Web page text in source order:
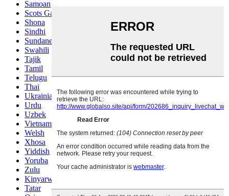
Samoan
Scots Gaelic
Shona
Sindhi
Sundanese
Swahili
Tajik
Tamil
Telugu
Thai
Ukrainian
Urdu
Uzbek
Vietnamese
Welsh
Xhosa
Yiddish
Yoruba
Zulu
Kinyarwanda
Tatar